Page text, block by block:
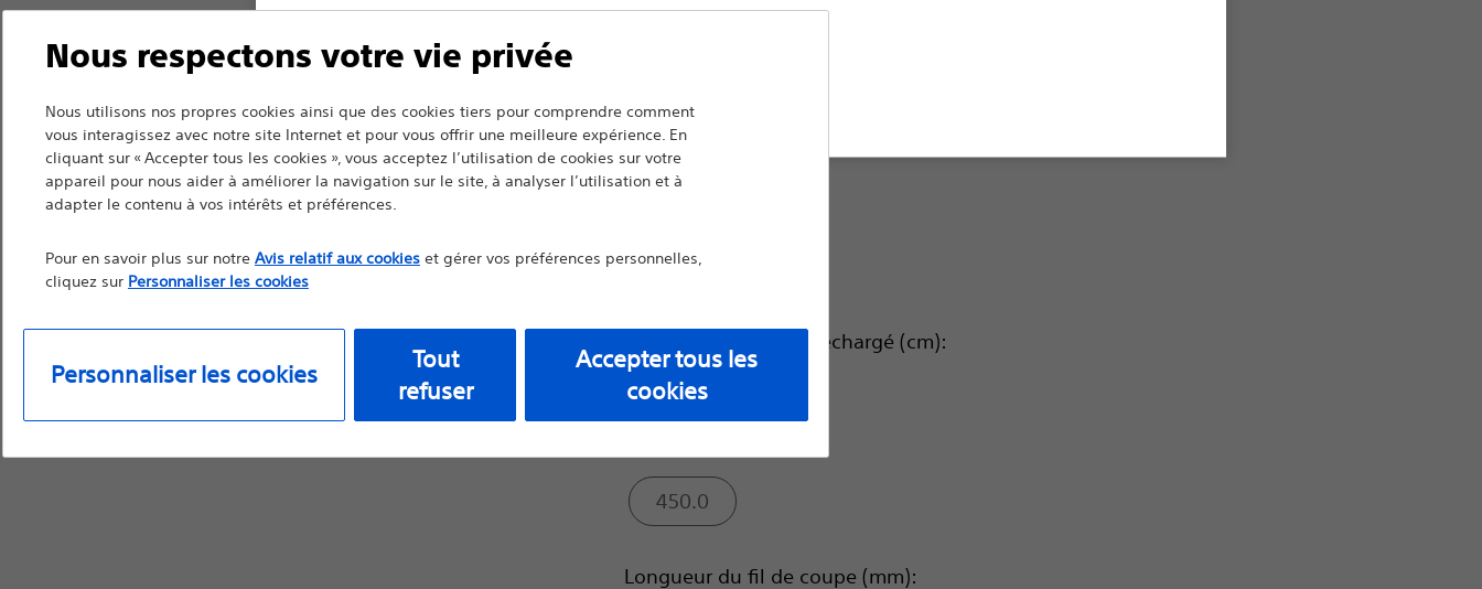
Diam. ext. extr. distale (Fr):
4.9
4.4
Diamètre du guide préchargé (cm):
450.0
Longueur du fil de coupe (mm):
Nous respectons votre vie privée
Nous utilisons nos propres cookies ainsi que des cookies tiers pour comprendre comment
vous interagissez avec notre site Internet et pour vous offrir une meilleure expérience. En
cliquant sur « Accepter tous les cookies », vous acceptez l’utilisation de cookies sur votre
appareil pour nous aider à améliorer la navigation sur le site, à analyser l’utilisation et à
adapter le contenu à vos intérêts et préférences.
Pour en savoir plus sur notre Avis relatif aux cookieset gérer vos préférences personnelles,
cliquez sur Personnaliser les cookies
Personnaliser les cookies
Tout
refuser
Accepter tous les
cookies